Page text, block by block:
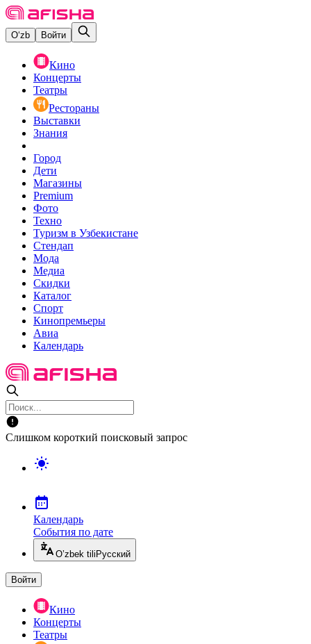
O‘zb Войти
Кино
Концерты
Театры
Рестораны
Выставки
Знания
Город
Дети
Магазины
Premium
Фото
Техно
Туризм в Узбекистане
Стендап
Мода
Медиа
Скидки
Каталог
Спорт
Кинопремьеры
Авиа
Календарь
Слишком короткий поисковый запрос
Календарь
События по дате
O’zbek tili Русский
Войти
Кино
Концерты
Театры